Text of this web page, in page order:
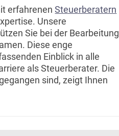
erfahrenenSteuerberatern
Unsere
Sie bei der Bearbeitung
Diese enge
Einblick in alle
als Steuerberater. Die
sind, zeigt Ihnen